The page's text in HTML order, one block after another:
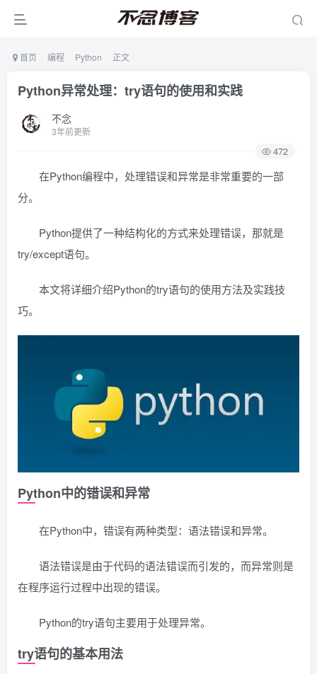
首页 编程 Python 正文
Python异常处理：try语句的使用和实践
不念
3年前更新
472
在Python编程中，处理错误和异常是非常重要的一部
分。
Python提供了一种结构化的方式来处理错误，那就是
try/except语句。
本文将详细介绍Python的try语句的使用方法及实践技
巧。
Python中的错误和异常
在Python中，错误有两种类型：语法错误和异常。
语法错误是由于代码的语法错误而引发的，而异常则是
在程序运行过程中出现的错误。
Python的try语句主要用于处理异常。
try语句的基本用法